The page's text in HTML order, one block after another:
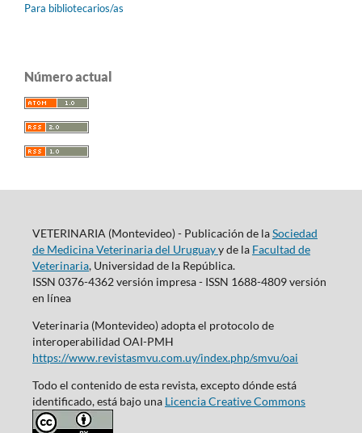
Para bibliotecarios/as
Número actual
VETERINARIA (Montevideo) - Publicación de laSociedad
de Medicina Veterinaria del Uruguayy de la Facultad de
Veterinaria, Universidad de la República.
ISSN 0376-4362 versión impresa - ISSN 1688-4809 versión
en línea
Veterinaria (Montevideo) adopta el protocolo de
interoperabilidad OAI-PMH
https://www.revistasmvu.com.uy/index.php/smvu/oai
Todo el contenido de esta revista, excepto dónde está
identificado, está bajo una Licencia Creative Commons